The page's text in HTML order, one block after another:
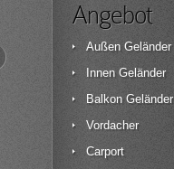
Angebot
Außen Geländer
Innen Geländer
Balkon Geländer
Vordacher
Carport